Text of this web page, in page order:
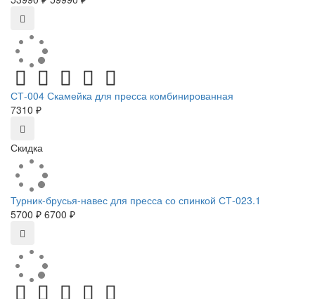
СТ-004 Скамейка для пресса комбинированная
7310 ₽
Скидка
Турник-брусья-навес для пресса со спинкой СТ-023.1
5700 ₽ 6700 ₽